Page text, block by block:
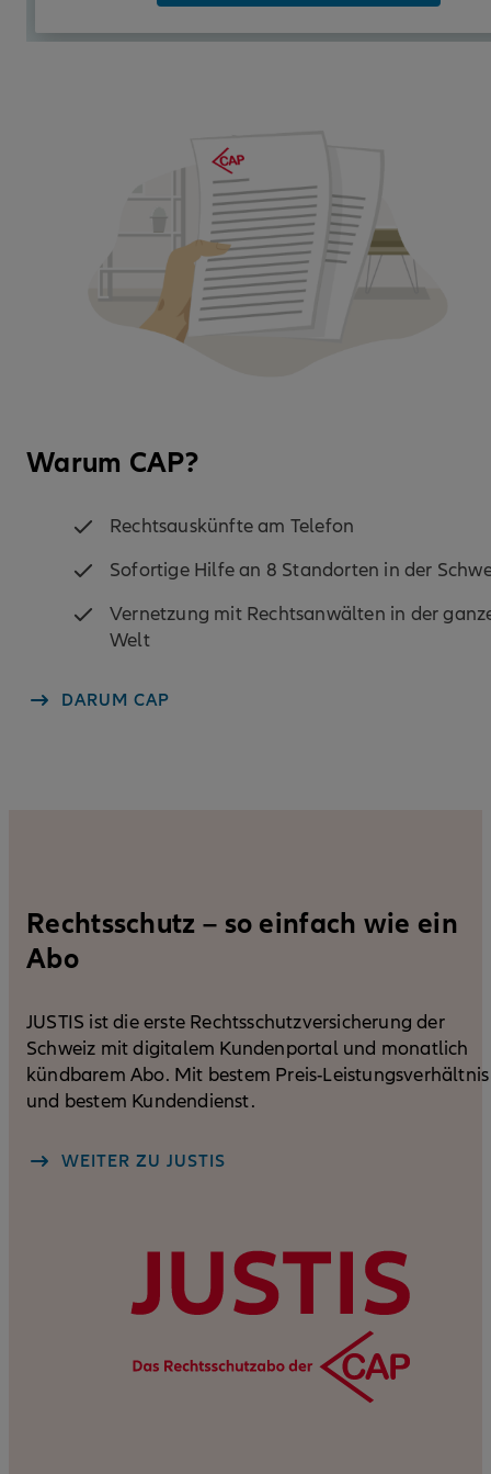
Warum CAP?
Rechtsauskünfte am Telefon
Sofortige Hilfe an 8 Standorten in der
Vernetzung mit Rechtsanwälten in der
Welt
DARUM CAP
Rechtsschutz – so einfach wie ein
Abo
JUSTIS ist die erste Rechtsschutzversicherung der
Schweiz mit digitalem Kundenportal und monatlich
kündbarem Abo. Mit bestem Preis-Leistungsverhältnis
und bestem Kundendienst.
WEITER ZU JUSTIS